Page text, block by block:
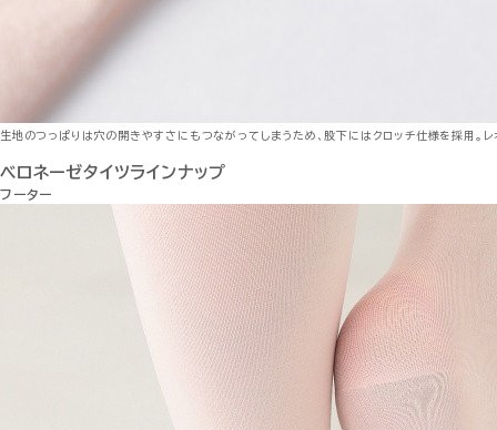
生地のつっぱりは穴の開きやすさにもつながってしまうため、股下にはクロッチ仕様を採用。
ベロネーゼタイツラインナップ
フーター